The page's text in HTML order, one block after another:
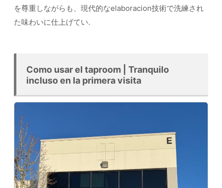
を尊重しながらも、現代的なelaboracion技術で洗練され
た味わいに仕上げてい.
Como usar el taproom | Tranquilo
incluso en la primera visita